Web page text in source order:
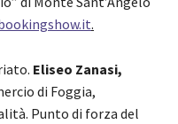
.
Eliseo Zanasi,
di Foggia,
Punto di forza del